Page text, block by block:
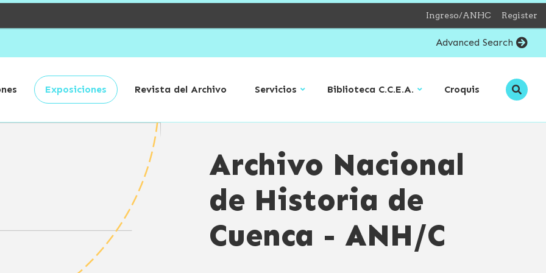
Ingreso/ANHC Register
Advanced Search
Exposiciones Revista del Archivo Servicios show
“Servicios”
Biblioteca C.C.E.A. show
“Biblioteca
Croquis
Archivo Nacional
de Historia de
Cuenca - ANH/C